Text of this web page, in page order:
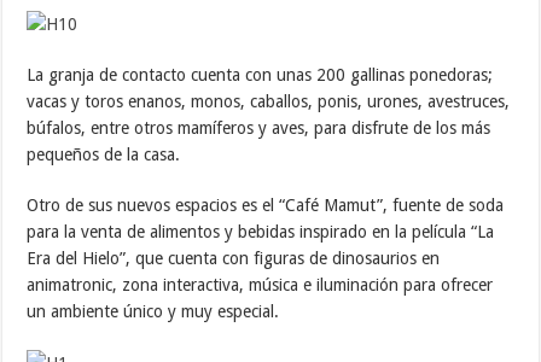
La granja de contacto cuenta con unas 200 gallinas ponedoras;
vacas y toros enanos, monos, caballos, ponis, urones, avestruces,
búfalos, entre otros mamíferos y aves, para disfrute de los más
pequeños de la casa.
Otro de sus nuevos espacios es el “Café Mamut”, fuente de soda
para la venta de alimentos y bebidas inspirado en la película “La
Era del Hielo”, que cuenta con figuras de dinosaurios en
animatronic, zona interactiva, música e iluminación para ofrecer
un ambiente único y muy especial.